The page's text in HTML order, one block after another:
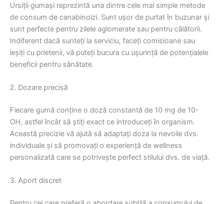
Ursiții gumași reprezintă una dintre cele mai simple metode
de consum de canabinoizi. Sunt ușor de purtat în buzunar și
sunt perfecte pentru zilele aglomerate sau pentru călătorii.
Indiferent dacă sunteți la serviciu, faceți comisioane sau
ieșiți cu prietenii, vă puteți bucura cu ușurință de potențialele
beneficii pentru sănătate.
2. Dozare precisă
Fiecare gumă conține o doză constantă de 10 mg de 10-
OH, astfel încât să știți exact ce introduceți în organism.
Această precizie vă ajută să adaptați doza la nevoile dvs.
individuale și să promovați o experiență de wellness
personalizată care se potrivește perfect stilului dvs. de viață.
3. Aport discret